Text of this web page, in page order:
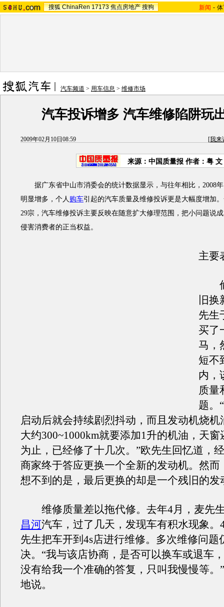
搜狐 ChinaRen 17173 焦点房地产 搜狗 新闻 -
汽车频道 > 用车信息 > 维修市场
汽车投诉增多 汽车维修陷阱玩
2009年02月10日08:59 [我来
来源： 中国质量报 作者：粤 文
据广东省中山市消委会的统计数据显示，与往年相比，2008年
明显增多，个人 购车引起的汽车质量及维修投诉更是大幅度增加
29宗，汽车维修投诉主要反映在随意扩大修理范围，把小问题说
侵害消费者的正当权益。
主要
偷
旧
先生
买了
马，
短不
内，
质量
题。
启动后就会持续剧烈抖动，而且发动机烧机
大约300~1000km就要添加1升的机油，天
为止，已经修了十几次。”欧先生回忆道，
商家终于答应更换一个全新的发动机。然而
想不到的是，最后更换的却是一个残旧的发
维修质量差以拖代修。去年4月，麦先
昌河汽车，过了几天，发现车有积水现象。
先生把车开到4s店进行维修。多次维修问题
决。“我与该店协商，是否可以换车或退车
没有给我一个准确的答复，只叫我慢慢等。
地说。